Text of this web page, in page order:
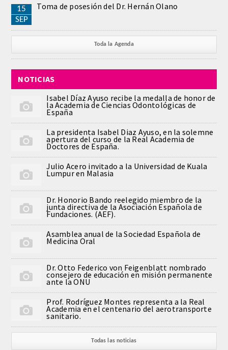
15
SEP
Toma de posesión del Dr. Hernán Olano
Toda la Agenda
NOTICIAS
Isabel Díaz Ayuso recibe la medalla de honor de
la Academia de Ciencias Odontológicas de
España
La presidenta Isabel Diaz Ayuso, en la solemne
apertura del curso de la Real Academia de
Doctores de España.
Julio Acero invitado a la Universidad de Kuala
Lumpur en Malasia
Dr. Honorio Bando reelegido miembro de la
junta directiva de la Asociación Española de
Fundaciones. (AEF).
Asamblea anual de la Sociedad Española de
Medicina Oral
Dr. Otto Federico von Feigenblatt nombrado
consejero de educación en misión permanente
ante la ONU
Prof. Rodríguez Montes representa a la Real
Academia en el centenario del aerotransporte
sanitario.
Todas las noticias